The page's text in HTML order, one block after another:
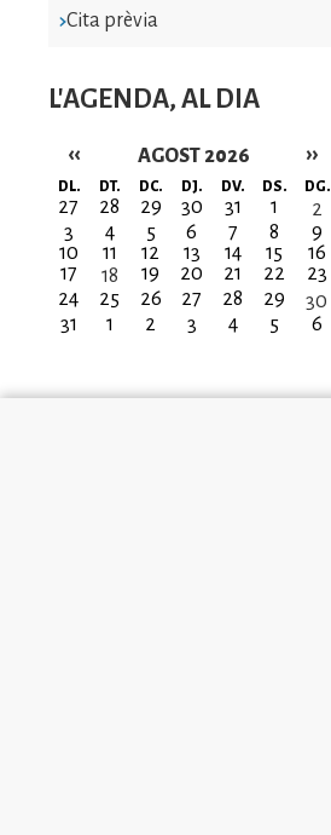
Cita prèvia
L'AGENDA, AL DIA
AGOST 2026
Paginació
‹‹ ››
DL. DT. DC. DJ. DV. DS. DG.
27 28 29 30 31 1
2
3
4 5 6 7 8
9
10
11 12 13 14 15
16
17
18 19 20 21 22
23
24
25 26 27 28 29
30
31
1 2 3 4 5 6